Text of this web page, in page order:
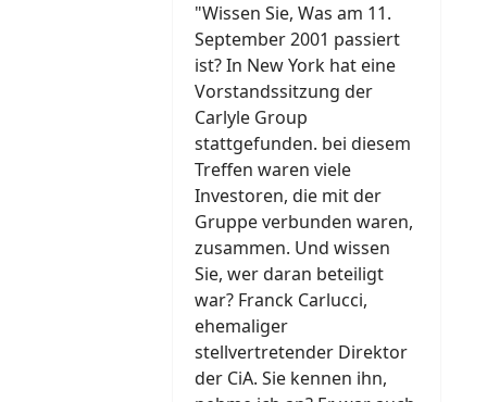
"Wissen Sie, Was am 11.
September 2001 passiert
ist? In New York hat eine
Vorstandssitzung der
Carlyle Group
stattgefunden. bei diesem
Treffen waren viele
Investoren, die mit der
Gruppe verbunden waren,
zusammen. Und wissen
Sie, wer daran beteiligt
war? Franck Carlucci,
ehemaliger
stellvertretender Direktor
der CiA. Sie kennen ihn,